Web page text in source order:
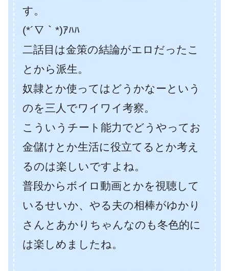
す。
(*´∇｀*)ｱﾊﾊ
二話目は金策の結論がエロだったこ
とから派生。
奴隷とか使ってはどうかなーという
のを三人でワイワイ考察。
こういうチート能力でどうやってお
金儲けとか生活に役立てるとか考え
るのは楽しいですよね。
普段からボイロ動画とかを視聴して
いるせいか、やる夫の相棒がゆかり
さんとあかりちゃんなのも冬色的に
は楽しめましたね。